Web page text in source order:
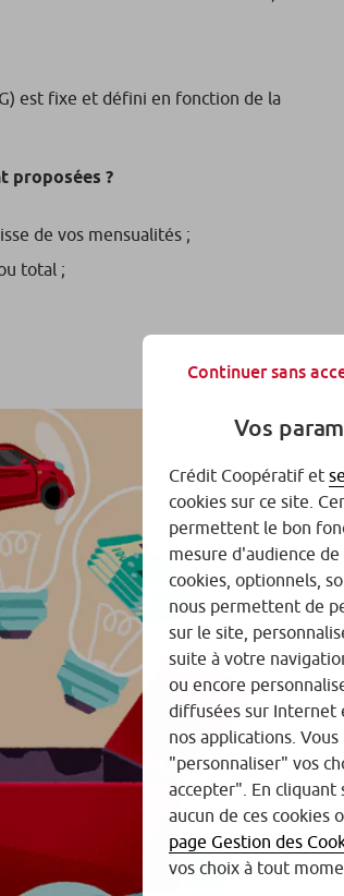
est fixe et défini en fonction de la
proposées ?
de vos mensualités ;
total ;
Continuer sans
Vos
Crédit Coopératif et
cookies sur ce site.
permettent le bon
mesure d'audience
cookies, optionnels,
nous permettent de
sur le site,
suite à votre
ou encore
diffusées sur Internet
nos applications.
"personnaliser" vos
accepter". En cliquant
aucun de ces cookies
page Gestion des
vos choix à tout